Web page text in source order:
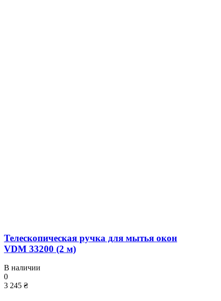
Телескопическая ручка для мытья окон
VDM 33200 (2 м)
В наличии
0
3 245 ₴